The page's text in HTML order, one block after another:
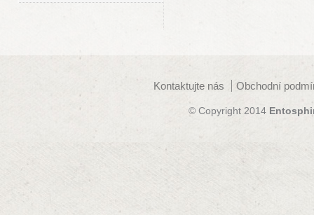
Kontaktujte nás Obchodní
© Copyright 2014